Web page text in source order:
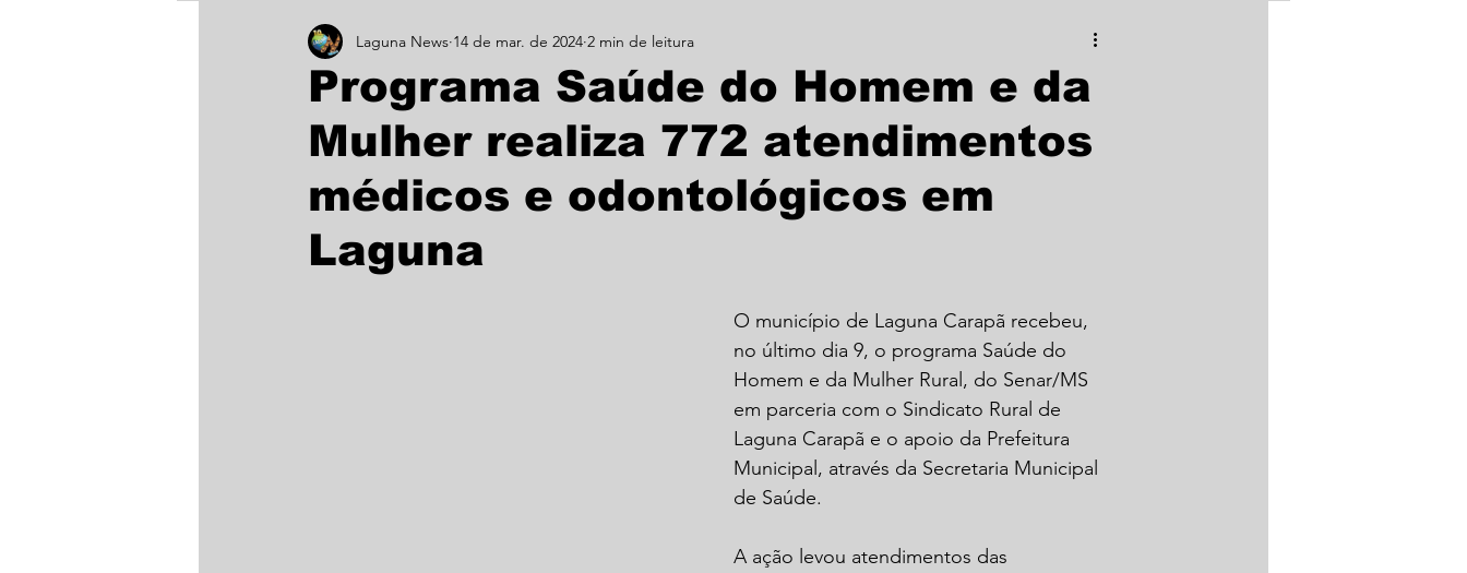
Policial Política Saúde Informe Publicitário
Programa Saúde do Homem e da
Mulher realiza 772 atendimentos
médicos e odontológicos em
Laguna
Laguna News 14 de mar. de 2024 2 min de leitura
O município de Laguna Carapã recebeu,
no último dia 9, o programa Saúde do
Homem e da Mulher Rural, do Senar/MS
em parceria com o Sindicato Rural de
Laguna Carapã e o apoio da Prefeitura
Municipal, através da Secretaria Municipal
de Saúde.
A ação levou atendimentos das